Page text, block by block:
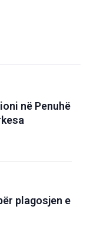
në Penuhë
plagosjen e